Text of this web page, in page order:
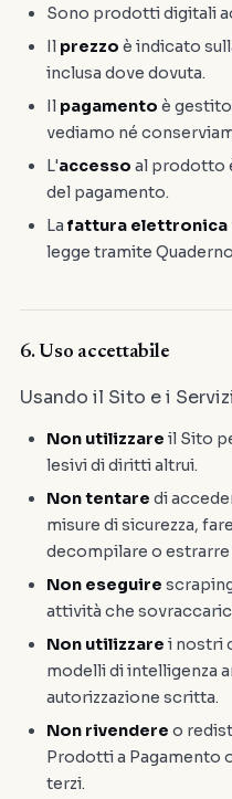
Sono prodotti digitali
Il prezzo è indicato
inclusa dove dovuta.
Il pagamento è
vediamo né
L'accesso al prodotto
del pagamento.
La fattura elettronica
legge tramite
6. Uso accettabile
Usando il Sito e i
Non utilizzare il Sito
lesivi di diritti altrui.
Non tentare di
misure di sicurezza,
decompilare o
Non eseguire
attività che
Non utilizzare i nostri
modelli di intelligenza
autorizzazione scritta.
Non rivendere o
Prodotti a Pagamento
terzi.